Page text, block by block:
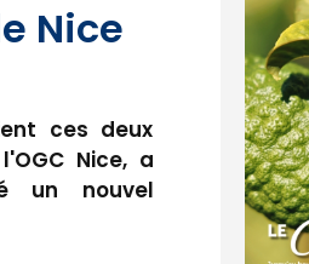
Nice
ces deux
Nice, a
un nouvel